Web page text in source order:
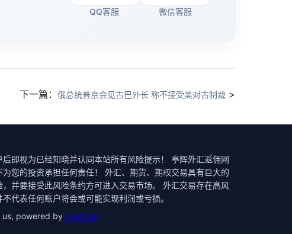
QQ客服 微信客服
下一篇： 俄总统普京会见古巴外长 称不接受美对古制裁 >
即视为已经知晓并认同本站所有风险提示！ 亭辉外汇返佣网
您的投资承担任何责任！ 外汇、期货、期权交易具有巨大的
并要接受此风险条约方可进入交易市场。 外汇交易存在高风
代表任何账户将会或可能实现利润或亏损。
us, powered by LiveChat